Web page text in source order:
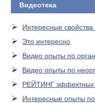
Видеотека
Интересные
Это интересно
Видео опыты по
Видео опыты по
РЕЙТИНГ эффектных
Интересные опыты